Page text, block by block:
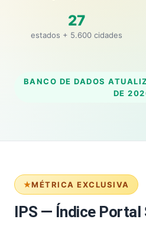
27
estados + 5.600 cidades
BANCO DE DADOS
DE
MÉTRICA EXCLUSIVA
IPS — Índice Portal